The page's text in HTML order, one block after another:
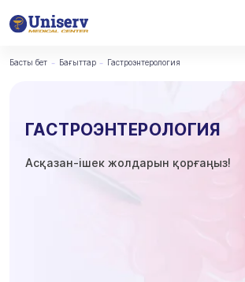
Басты бет Бағыттар Гастроэнтерология
ГАСТРОЭНТЕРОЛОГИЯ
Асқазан-ішек жолдарын қорғаңыз!